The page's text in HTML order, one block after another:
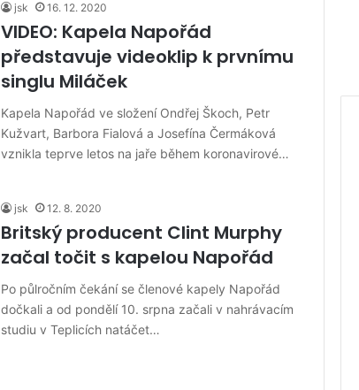
jsk 16. 12. 2020
VIDEO: Kapela Napořád
představuje videoklip k prvnímu
singlu Miláček
Kapela Napořád ve složení Ondřej Škoch, Petr
Kužvart, Barbora Fialová a Josefína Čermáková
vznikla teprve letos na jaře během koronavirové…
jsk 12. 8. 2020
Britský producent Clint Murphy
začal točit s kapelou Napořád
Po půlročním čekání se členové kapely Napořád
dočkali a od pondělí 10. srpna začali v nahrávacím
studiu v Teplicích natáčet…